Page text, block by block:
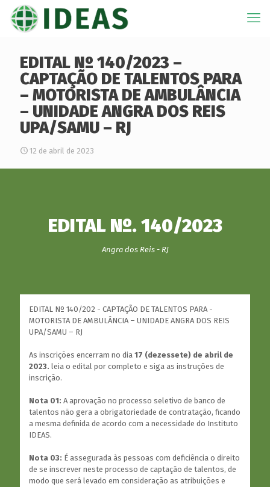
EDITAL Nº 140/2023 –
CAPTAÇÃO DE TALENTOS PARA
– MOTORISTA DE AMBULÂNCIA
– UNIDADE ANGRA DOS REIS
UPA/SAMU – RJ
12 de abril de 2023
EDITAL Nº. 140/2023
Angra dos Reis - RJ
EDITAL Nº 140/202 - CAPTAÇÃO DE TALENTOS PARA -
MOTORISTA DE AMBULÂNCIA – UNIDADE ANGRA DOS REIS
UPA/SAMU – RJ
As inscrições encerram no dia 17 (dezessete) de abril de
2023. leia o edital por completo e siga as instruções de
inscrição.
Nota 01: A aprovação no processo seletivo de banco de
talentos não gera a obrigatoriedade de contratação, ficando
a mesma definida de acordo com a necessidade do Instituto
IDEAS.
Nota 03: É assegurada às pessoas com deficiência o direito
de se inscrever neste processo de captação de talentos, de
modo que será levado em consideração as atribuições e